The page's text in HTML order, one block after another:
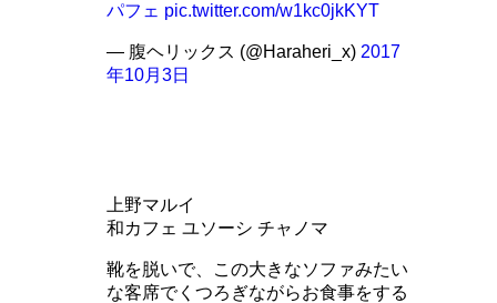
パフェ pic.twitter.com/w1kc0jkKYT
— 腹ヘリックス (@Haraheri_x) 2017
年10月3日
上野マルイ
和カフェ ユソーシ チャノマ
靴を脱いで、この大きなソファみたい
な客席でくつろぎながらお食事をする